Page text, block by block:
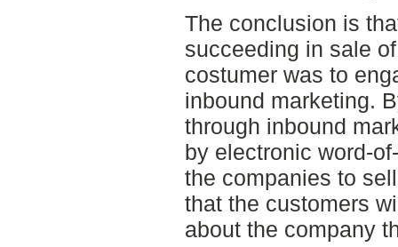
The conclusion is
succeeding in sale
costumer was to
inbound marketing.
through inbound
by electronic word-
the companies to
that the customers
about the company